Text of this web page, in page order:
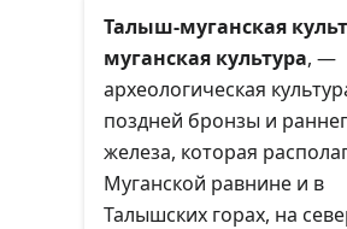
Талыш-муганская
муганская культура, —
археологическая
поздней бронзы и
железа, которая
Муганской равнине и в
Талышских горах, на